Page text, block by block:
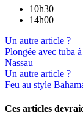
10h30
14h00
Un autre article ?
Plongée avec tuba
Nassau
Un autre article ?
Feu au style
Ces articles